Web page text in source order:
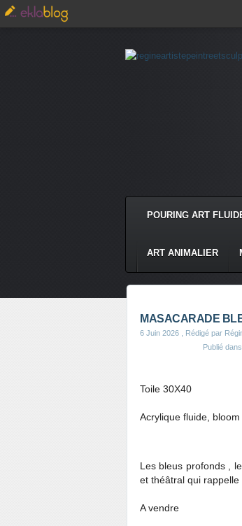
POURING ART
ART ANIMALIER
MASACARADE
6 Juin 2026 , Rédigé par
Publié dans
Toile 30X40
Acrylique fluide, bloom
Les bleus profonds ,
et théâtral qui rappelle
A vendre